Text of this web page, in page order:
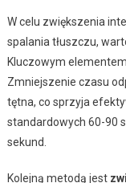
W celu zwiększenia
spalania tłuszczu,
Kluczowym
Zmniejszenie czasu
tętna, co sprzyja
standardowych 60-90
sekund.
Kolejną metodą jest